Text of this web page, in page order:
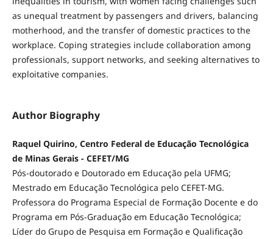
as unequal treatment by passengers and drivers, balancing
motherhood, and the transfer of domestic practices to the
workplace. Coping strategies include collaboration among
professionals, support networks, and seeking alternatives to
exploitative companies.
Author Biography
Raquel Quirino, Centro Federal de Educação Tecnológica
de Minas Gerais - CEFET/MG
Pós-doutorado e Doutorado em Educação pela UFMG;
Mestrado em Educação Tecnológica pelo CEFET-MG.
Professora do Programa Especial de Formação Docente e do
Programa em Pós-Graduação em Educação Tecnológica;
Líder do Grupo de Pesquisa em Formação e Qualificação